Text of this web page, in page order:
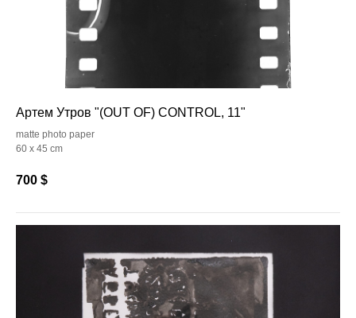
Артем Утров "(OUT OF) CONTROL, 11"
matte photo paper
60 x 45 cm
700 $